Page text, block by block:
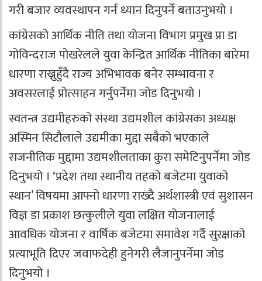
गरी बजार व्यवस्थापन गर्न ध्यान दिनुपर्ने बताउनुभयो ।
कांग्रेसको आर्थिक नीति तथा योजना विभाग प्रमुख प्रा डा
गोविन्दराज पोखरेलले युवा केन्द्रित आर्थिक नीतिका बारेमा
धारणा राख्नुहुँदै राज्य अभिभावक बनेर सम्भावना र
अवसरलाई प्रोत्साहन गर्नुपर्नेमा जोड दिनुभयो ।
स्वतन्त्र उद्यमीहरुको संस्था उद्यमशील कांग्रेसका अध्यक्ष
अस्मिन सिटौलाले उद्यमीका मुद्दा सबैको भएकाले
राजनीतिक मुद्दामा उद्यमशीलताका कुरा समेटिनुपर्नेमा जोड
दिनुभयो । ‘प्रदेश तथा स्थानीय तहको बजेटमा युवाको
स्थान’ विषयमा आफ्नो धारणा राख्दै अर्थशास्त्री एवं सुशासन
विज्ञ डा प्रकाश छत्कुलीले युवा लक्षित योजनालाई
आवधिक योजना र वार्षिक बजेटमा समावेश गर्दै सुरक्षाको
प्रत्याभूति दिएर जवाफदेही हुनेगरी लैजानुपर्नेमा जोड
दिनुभयो ।